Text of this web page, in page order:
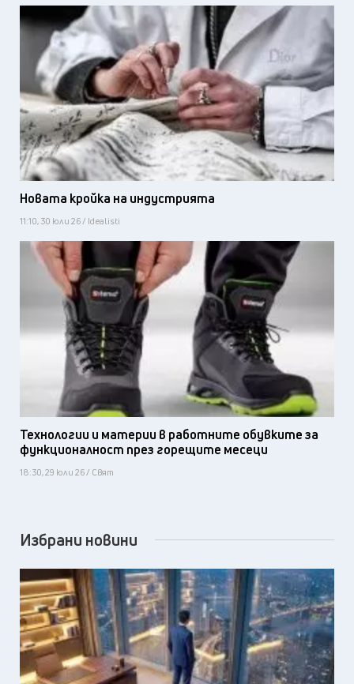
Новата кройка на индустрията
11:10, 30 юли 26 / Idealisti
Технологии и материи в работните обувките за
функционалност през горещите месеци
18:30, 29 юли 26 / Свят
Избрани новини